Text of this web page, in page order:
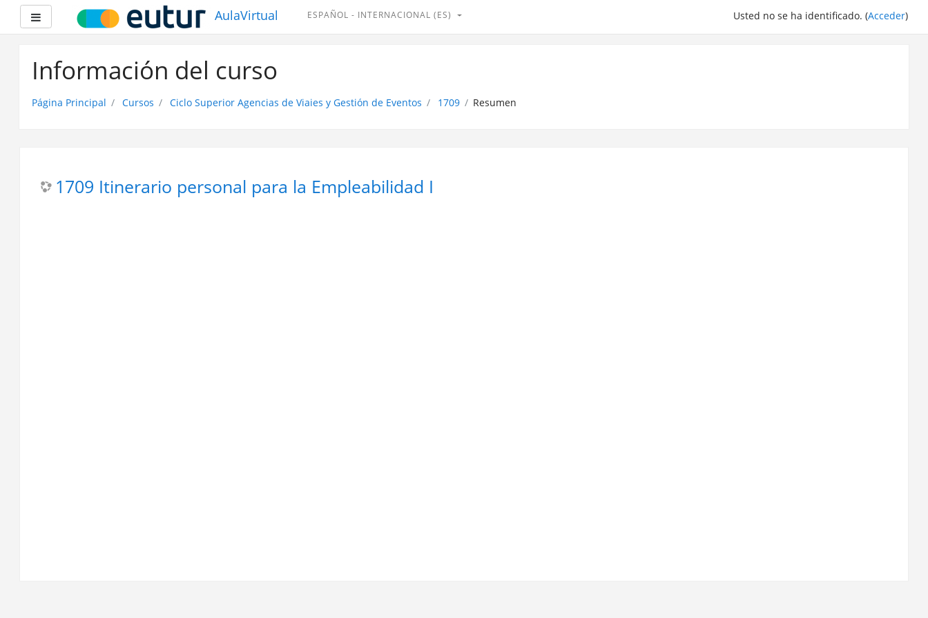
contenido
Panel lateral AulaVirtual Usted no se ha identificado. (Acceder)
ESPAÑOL - INTERNACIONAL ‎(ES)‎
Información del curso
Página Principal Cursos Ciclo Superior Agencias de Viaies y Gestión de Eventos 1709 Resumen
1709 Itinerario personal para la Empleabilidad I